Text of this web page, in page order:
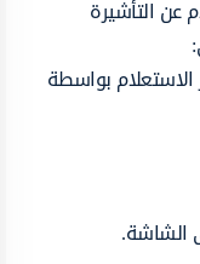
عن التأشيرة
الاستعلام بواسطة
الشاشة.